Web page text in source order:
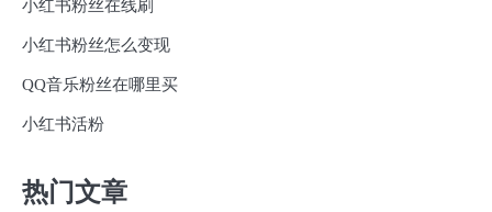
小红书粉丝在线刷
小红书粉丝怎么变现
QQ音乐粉丝在哪里买
小红书活粉
热门文章